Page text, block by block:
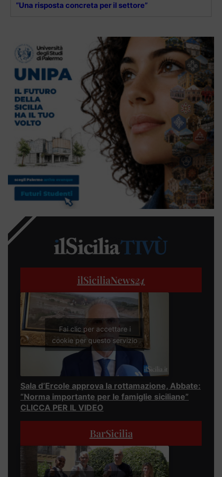
“Una risposta concreta per il settore”
ilSiciliaNews24
Fai clic per accettare i
cookie per questo servizio
Sala d’Ercole approva la rottamazione, Abbate:
“Norma importante per le famiglie siciliane”
CLICCA PER IL VIDEO
BarSicilia